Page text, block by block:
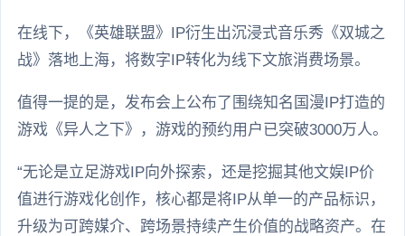
在线下，《英雄联盟》IP衍生出沉浸式音乐秀《双城之
战》落地上海，将数字IP转化为线下文旅消费场景。
值得一提的是，发布会上公布了围绕知名国漫IP打造的
游戏《异人之下》，游戏的预约用户已突破3000万人。
“无论是立足游戏IP向外探索，还是挖掘其他文娱IP价
值进行游戏化创作，核心都是将IP从单一的产品标识，
升级为可跨媒介、跨场景持续产生价值的战略资产。在